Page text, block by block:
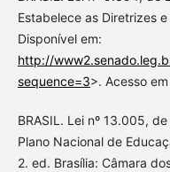
Estabelece as Diretrizes
Disponível em:
http://
sequence=3>. Acesso
BRASIL. Lei nº 13.005,
Plano Nacional de
2. ed. Brasília: Câmara